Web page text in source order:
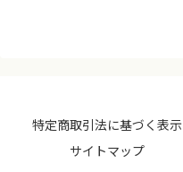
特定商取引法に基づく表示
サイトマップ